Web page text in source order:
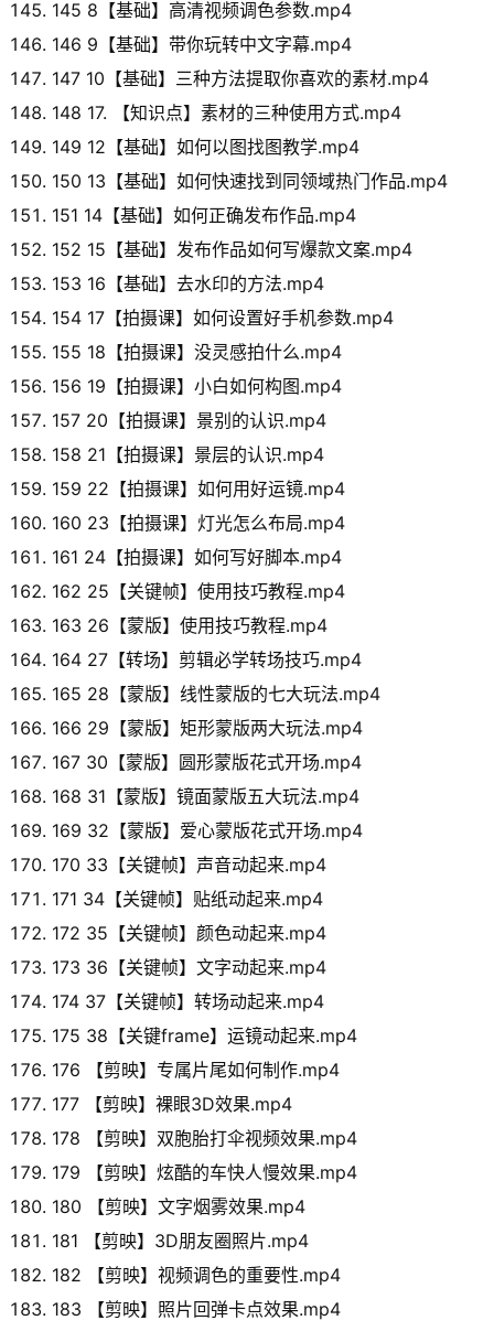
145 8【基础】高清视频调色参数.mp4
146 9【基础】带你玩转中文字幕.mp4
147 10【基础】三种方法提取你喜欢的素材.mp4
148 17. 【知识点】素材的三种使用方式.mp4
149 12【基础】如何以图找图教学.mp4
150 13【基础】如何快速找到同领域热门作品.mp4
151 14【基础】如何正确发布作品.mp4
152 15【基础】发布作品如何写爆款文案.mp4
153 16【基础】去水印的方法.mp4
154 17【拍摄课】如何设置好手机参数.mp4
155 18【拍摄课】没灵感拍什么.mp4
156 19【拍摄课】小白如何构图.mp4
157 20【拍摄课】景别的认识.mp4
158 21【拍摄课】景层的认识.mp4
159 22【拍摄课】如何用好运镜.mp4
160 23【拍摄课】灯光怎么布局.mp4
161 24【拍摄课】如何写好脚本.mp4
162 25【关键帧】使用技巧教程.mp4
163 26【蒙版】使用技巧教程.mp4
164 27【转场】剪辑必学转场技巧.mp4
165 28【蒙版】线性蒙版的七大玩法.mp4
166 29【蒙版】矩形蒙版两大玩法.mp4
167 30【蒙版】圆形蒙版花式开场.mp4
168 31【蒙版】镜面蒙版五大玩法.mp4
169 32【蒙版】爱心蒙版花式开场.mp4
170 33【关键帧】声音动起来.mp4
171 34【关键帧】贴纸动起来.mp4
172 35【关键帧】颜色动起来.mp4
173 36【关键帧】文字动起来.mp4
174 37【关键帧】转场动起来.mp4
175 38【关键frame】运镜动起来.mp4
176 【剪映】专属片尾如何制作.mp4
177 【剪映】裸眼3D效果.mp4
178 【剪映】双胞胎打伞视频效果.mp4
179 【剪映】炫酷的车快人慢效果.mp4
180 【剪映】文字烟雾效果.mp4
181 【剪映】3D朋友圈照片.mp4
182 【剪映】视频调色的重要性.mp4
183 【剪映】照片回弹卡点效果.mp4